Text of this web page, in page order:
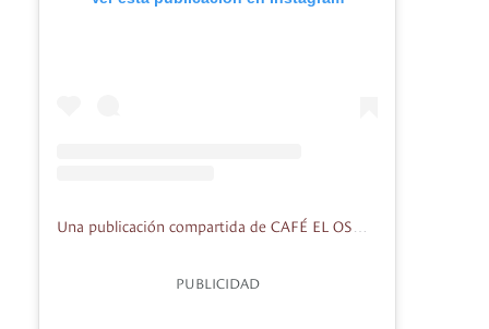
PUBLICIDAD